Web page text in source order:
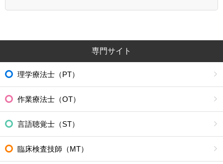
専門サイト
理学療法士（PT）
作業療法士（OT）
言語聴覚士（ST）
臨床検査技師（MT）